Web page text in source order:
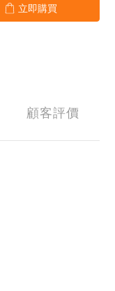
立即購買
顧客評價